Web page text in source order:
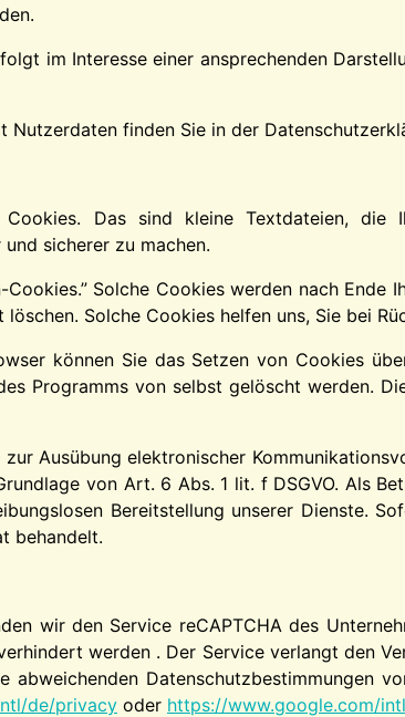
im Interesse einer ansprechenden
Nutzerdaten finden Sie in der
Cookies. Das sind kleine Textdateien,
sicherer zu machen.
Cookies.” Solche Cookies werden nach
löschen. Solche Cookies helfen uns, Sie bei
können Sie das Setzen von Cookies
Programms von selbst gelöscht werden.
Ausübung elektronischer
von Art. 6 Abs. 1 lit. f DSGVO. Als
Bereitstellung unserer Dienste.
behandelt.
wir den Service reCAPTCHA des
werden . Der Service verlangt den
abweichenden Datenschutzbestimmungen
de/privacy oder https://www.google.com/